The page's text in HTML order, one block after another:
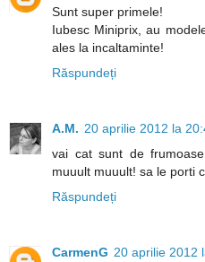
Sunt super primele!
Iubesc Miniprix, au
ales la incaltaminte!
Răspundeți
A.M. 20 aprilie 2012 la
vai cat sunt de
muuult muuult! sa le porti
Răspundeți
CarmenG 20 aprilie 2012